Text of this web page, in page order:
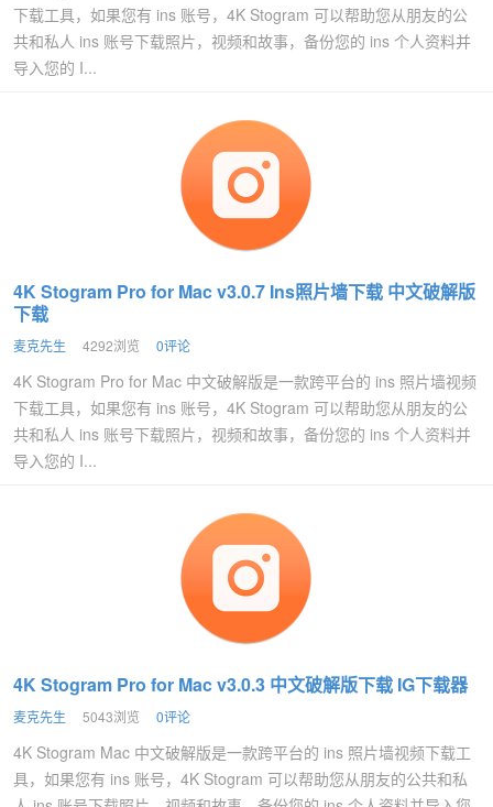
下载工具，如果您有 ins 账号，4K Stogram 可以帮助您从朋友的公
共和私人 ins 账号下载照片，视频和故事，备份您的 ins 个人资料并
导入您的 I...
4K Stogram Pro for Mac v3.0.7 Ins照片墙下载 中文破解版
下载
麦克先生 4292浏览 0评论
4K Stogram Pro for Mac 中文破解版是一款跨平台的 ins 照片墙视频
下载工具，如果您有 ins 账号，4K Stogram 可以帮助您从朋友的公
共和私人 ins 账号下载照片，视频和故事，备份您的 ins 个人资料并
导入您的 I...
4K Stogram Pro for Mac v3.0.3 中文破解版下载 IG下载器
麦克先生 5043浏览 0评论
4K Stogram Mac 中文破解版是一款跨平台的 ins 照片墙视频下载工
具，如果您有 ins 账号，4K Stogram 可以帮助您从朋友的公共和私